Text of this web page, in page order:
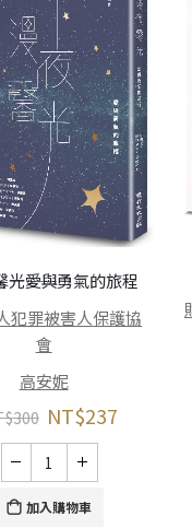
――愛與勇氣的旅程
犯罪被害人保護協
會
高安妮
300 NT$237
加入購物車